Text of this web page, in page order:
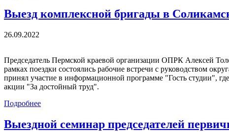
Выезд комплексной бригады в
26.09.2022
Председатель Пермской краевой организации ОПРК Алексей
рамках поездки состоялись рабочие встречи с руководством
принял участие в информационной программе "Гость студии",
акции "За достойный труд".
Подробнее
Выездной семинар председателей